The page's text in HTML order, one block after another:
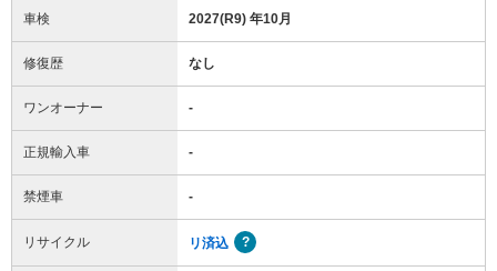
車検 2027(R9) 年10月
修復歴 なし
ワンオーナー -
正規輸入車 -
禁煙車 -
リサイクル リ済込